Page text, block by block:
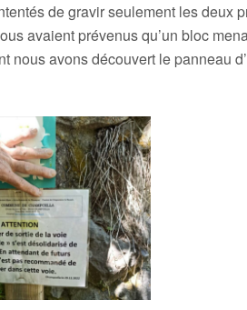
de gravir seulement les deux
avaient prévenus qu’un bloc
nous avons découvert le panneau